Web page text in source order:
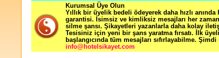
Kurumsal Üye Olun
Yıllık bir üyelik bedeli ödeyerek daha hızlı
garantisi. İsimsiz ve kimliksiz mesajları her zaman
silme şansı. Şikayetleri yazanlarla daha kolay
Tesisiniz için yeni bir şans yaratma fırsatı. İlk
başlangıcında tüm mesajları sıfırlayabilme. Şimdi
info@hotelsikayet.com